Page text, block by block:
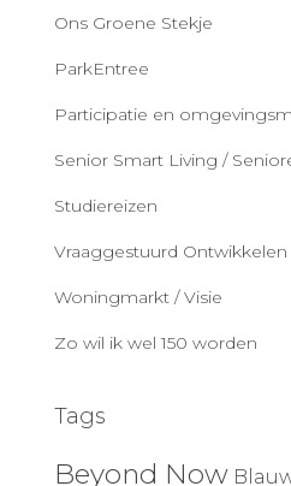
Ons Groene Stekje
ParkEntree
Participatie en
Senior Smart Living /
Studiereizen
Vraaggestuurd Ontwikkelen
Woningmarkt / Visie
Zo wil ik wel 150 worden
Tags
Beyond Now